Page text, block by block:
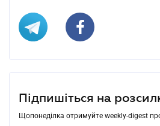
Підпишіться на
Щопонеділка отримуйте weekly-digest